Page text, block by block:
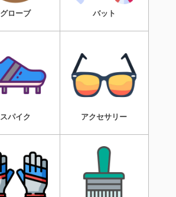
グローブ バット
スパイク アクセサリー